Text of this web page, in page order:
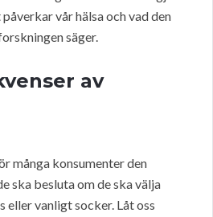
vår hälsa och vad den
säger.
av
många konsumenter den
ska besluta om de ska välja
eller vanligt socker. Låt oss